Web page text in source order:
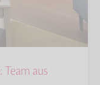
aus